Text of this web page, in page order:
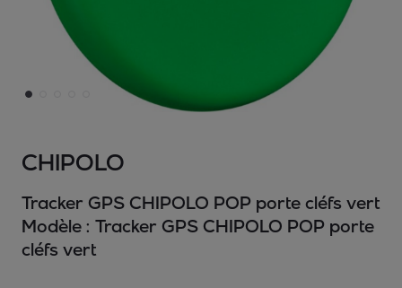
CHIPOLO
Tracker GPS CHIPOLO POP porte cléfs vert
Modèle : Tracker GPS CHIPOLO POP porte
cléfs vert